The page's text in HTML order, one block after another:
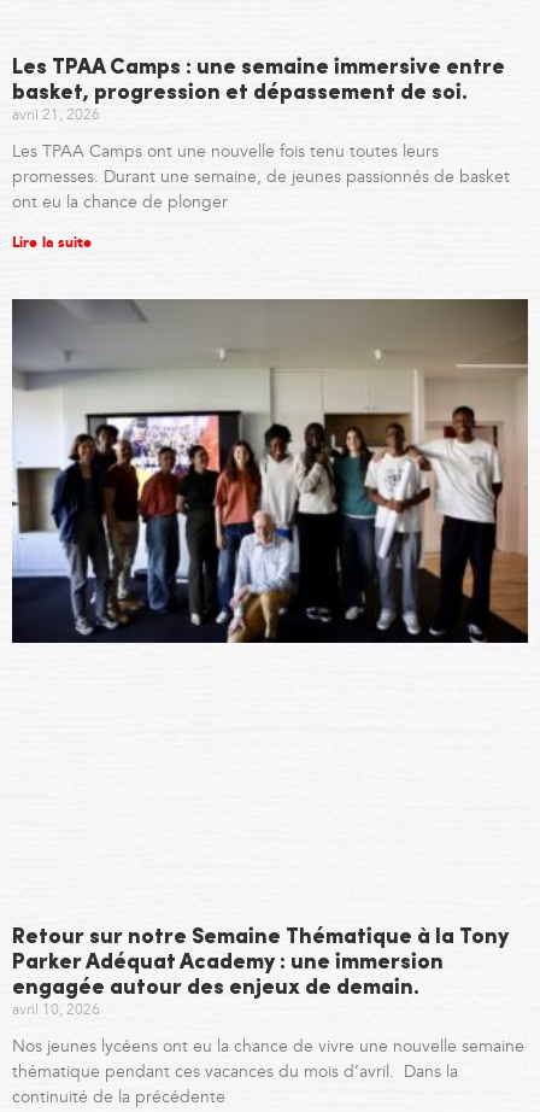
Les TPAA Camps : une semaine immersive entre
basket, progression et dépassement de soi.
avril 21, 2026
Les TPAA Camps ont une nouvelle fois tenu toutes leurs
promesses. Durant une semaine, de jeunes passionnés de basket
ont eu la chance de plonger
Lire la suite
Retour sur notre Semaine Thématique à la Tony
Parker Adéquat Academy : une immersion
engagée autour des enjeux de demain.
avril 10, 2026
Nos jeunes lycéens ont eu la chance de vivre une nouvelle semaine
thématique pendant ces vacances du mois d’avril. Dans la
continuité de la précédente